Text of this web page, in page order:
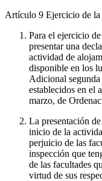
Artículo 9 Ejercicio de
Para el ejercicio
presentar una
actividad de
disponible en los
Adicional segunda
establecidos en el
marzo, de
La presentación
inicio de la
perjuicio de las
inspección que
de las facultades
virtud de sus